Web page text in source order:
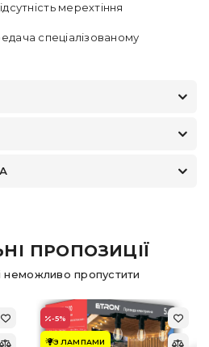
мерехтіння
спеціалізованому
ПРОПОЗИЦІЇ
неможливо пропустити
-5%
З ЛАМПАМИ